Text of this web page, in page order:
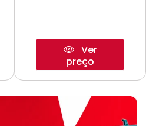
Ver
preço